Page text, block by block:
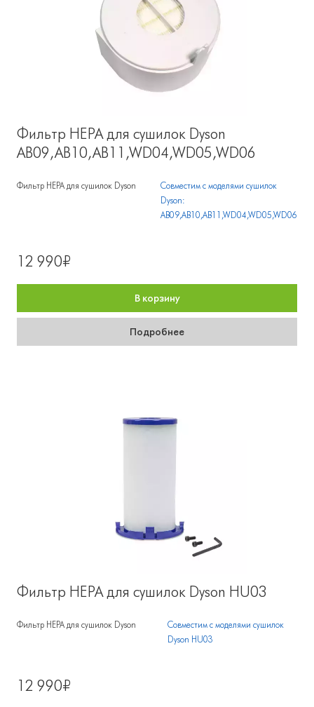
Фильтр HEPA для сушилок Dyson
AB09,AB10,AB11,WD04,WD05,WD06
Фильтр HEPA для сушилок Dyson
Совместим с моделями сушилок
Dyson:
AB09,AB10,AB11,WD04,WD05,WD06
12 990₽
В корзину
Подробнее
Фильтр HEPA для сушилок Dyson HU03
Фильтр HEPA для сушилок Dyson
Совместим с моделями сушилок
Dyson HU03
12 990₽